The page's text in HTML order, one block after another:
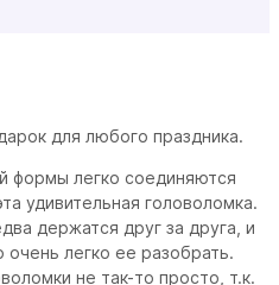
для любого праздника.
формы легко соединяются
удивительная головоломка.
держатся друг за друга, и
легко ее разобрать.
не так-то просто, т.к.